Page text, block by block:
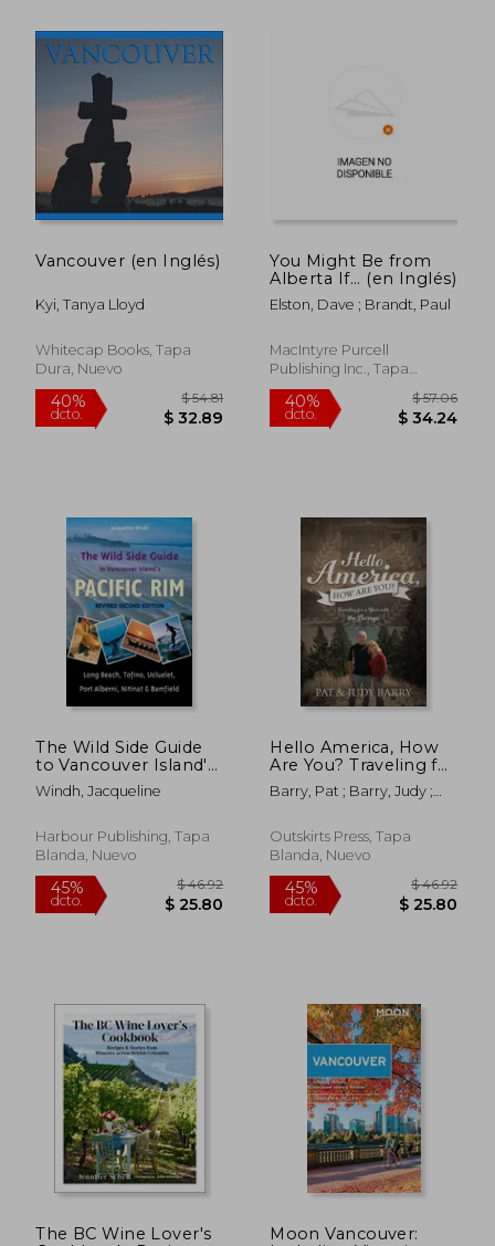
45%
dcto.
Vancouver (en Inglés)
Kyi, Tanya Lloyd
Whitecap Books, Tapa
Dura, Nuevo
40%
dcto. $ 32.89
You Might Be from
Alberta If... (en Inglés)
Elston, Dave ; Brandt, Paul
MacIntyre Purcell
Publishing Inc., Tapa
Blanda, Nuevo
40%
dcto.
The Wild Side Guide
to Vancouver Island's
Pacific Rim: Long
Beach, Tofino,
Nitinat & Bamfield (en
Inglés)
Windh, Jacqueline
Harbour Publishing, Tapa
Blanda, Nuevo
45% $ 46.92
Hello America, How
Are You? Traveling for
a Year with the Barrys
(en Inglés)
Barry, Pat ; Barry, Judy ;
Outskirts Press, Tapa
Blanda, Nuevo
45%
The BC Wine Lover's
Moon Vancouver: